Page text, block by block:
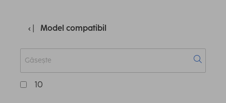
Model compatibil
10